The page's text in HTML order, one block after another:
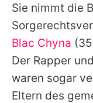
Sie nimmt die
Blac Chyna
Der Rapper
waren sogar
Eltern des